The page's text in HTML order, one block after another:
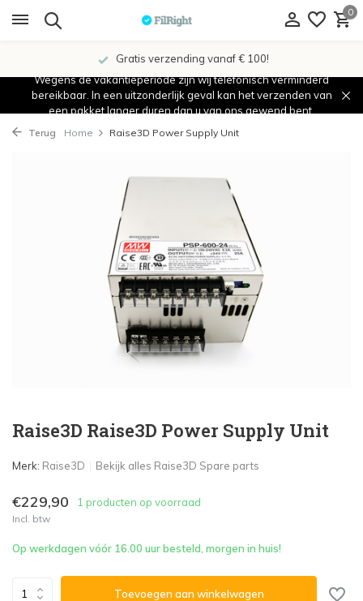
0
Gratis verzending vanaf € 100!
Wegens de vakantieperiode zijn wij telefonisch verminderd
bereikbaar. In een uitzonderlijk geval kan het verzenden van
een pakket langer duren dan u van ons gewend bent.
Terug Home Raise3D Power Supply Unit
Raise3D Raise3D Power Supply Unit
Merk: Raise3D Bekijk alles Raise3D Spare parts
€229,90 1 producten op voorraad
Incl. btw
Op werkdagen vóór 16.00 uur besteld, morgen in huis!
Toevoegen aan winkelwagen